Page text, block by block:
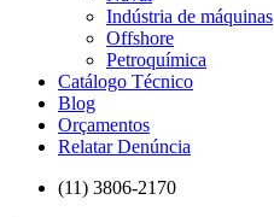
Indústria de máquinas
Offshore
Petroquímica
Catálogo Técnico
Blog
Orçamentos
Relatar Denúncia
(11) 3806-2170